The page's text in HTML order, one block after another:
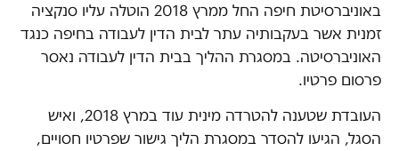
באוניברסיטת חיפה החל ממרץ 2018 הוטלה עליו סנקציה
זמנית אשר בעקבותיה עתר לבית הדין לעבודה בחיפה כנגד
האוניברסיטה. במסגרת ההליך בבית הדין לעבודה נאסר
פרסום פרטיו.
העובדת שטענה להטרדה מינית עוד במרץ 2018, ואיש
הסגל, הגיעו להסדר במסגרת הליך גישור שפרטיו חסויים,